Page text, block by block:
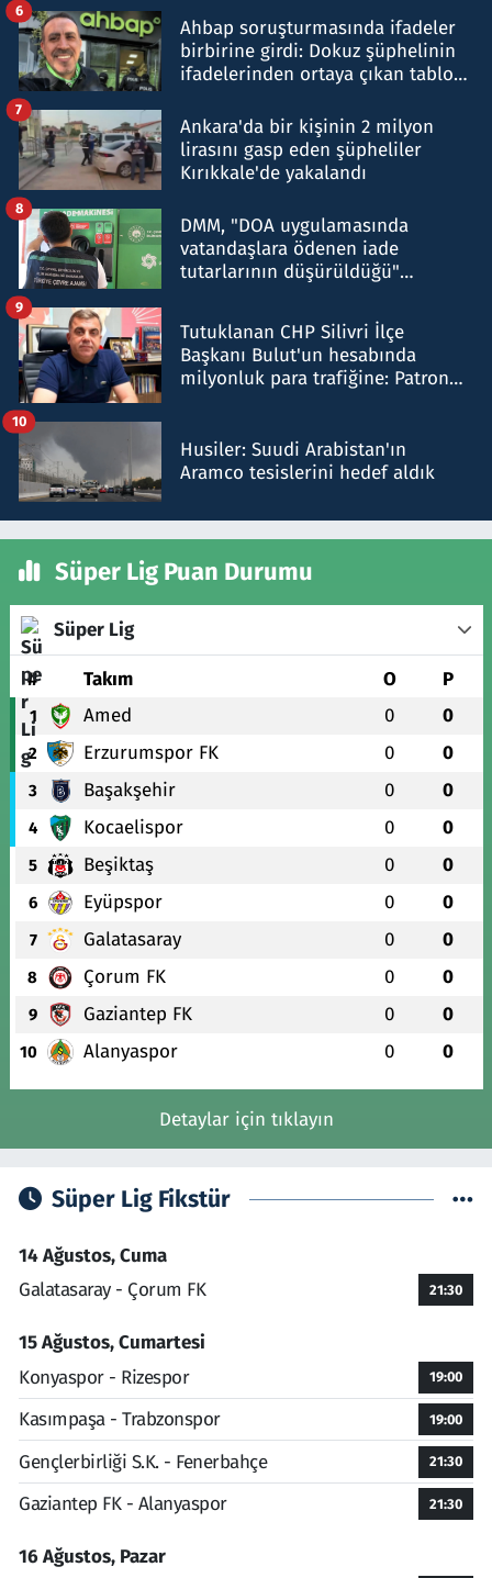
Ahbap soruşturmasında ifadeler
birbirine girdi: Dokuz şüphelinin
ifadelerinden ortaya çıkan tablo
6
Ankara'da bir kişinin 2 milyon
lirasını gasp eden şüpheliler
Kırıkkale'de yakalandı
7
DMM, "DOA uygulamasında
vatandaşlara ödenen iade
tutarlarının düşürüldüğü"
8
Tutuklanan CHP Silivri İlçe
Başkanı Bulut'un hesabında
milyonluk para trafiğine: Patron
9
Husiler: Suudi Arabistan'ın
Aramco tesislerini hedef aldık
10
Süper Lig Puan Durumu
Süper Lig
# Takım O P
1 Amed 0 0
2 Erzurumspor FK 0 0
3 Başakşehir 0 0
4 Kocaelispor 0 0
5 Beşiktaş 0 0
6 Eyüpspor 0 0
7 Galatasaray 0 0
8 Çorum FK 0 0
9 Gaziantep FK 0 0
10 Alanyaspor 0 0
Detaylar için tıklayın
Süper Lig Fikstür
14 Ağustos, Cuma
Galatasaray - Çorum FK
21:30
15 Ağustos, Cumartesi
Konyaspor - Rizespor
19:00
Kasımpaşa - Trabzonspor 19:00
Gençlerbirliği S.K. - Fenerbahçe 21:30
Gaziantep FK - Alanyaspor 21:30
16 Ağustos, Pazar